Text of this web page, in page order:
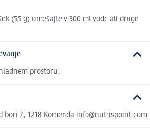
(55 g) umešajte v 300 ml vode ali druge
prostoru.
bori 2, 1218 Komenda info@nutrispoint.com